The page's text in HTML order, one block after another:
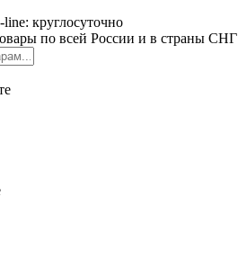
круглосуточно
по всей России и в страны СНГ